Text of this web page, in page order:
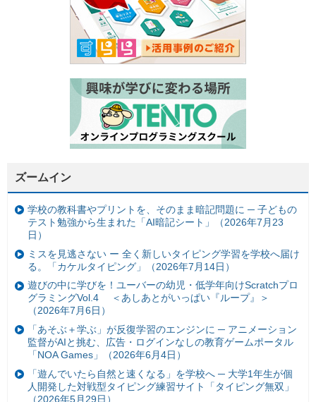
ズームイン
学校の教科書やプリントを、そのまま暗記問題に ─ 子どもの
テスト勉強から生まれた「AI暗記シート」（2026年7月23
日）
ミスを見逃さない ー 全く新しいタイピング学習を学校へ届け
る。「カケルタイピング」（2026年7月14日）
遊びの中に学びを！ユーバーの幼児・低学年向けScratchプロ
グラミングVol.4 ＜あしあとがいっぱい『ループ』＞
（2026年7月6日）
「あそぶ＋学ぶ」が反復学習のエンジンに ─ アニメーション
監督がAIと挑む、広告・ログインなしの教育ゲームポータル
「NOA Games」（2026年6月4日）
「遊んでいたら自然と速くなる」を学校へ ─ 大学1年生が個
人開発した対戦型タイピング練習サイト「タイピング無双」
（2026年5月29日）